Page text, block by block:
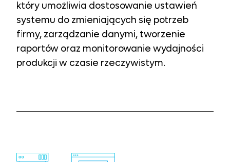
który umożliwia dostosowanie ustawień
systemu do zmieniających się potrzeb
firmy, zarządzanie danymi, tworzenie
raportów oraz monitorowanie wydajności
produkcji w czasie rzeczywistym.